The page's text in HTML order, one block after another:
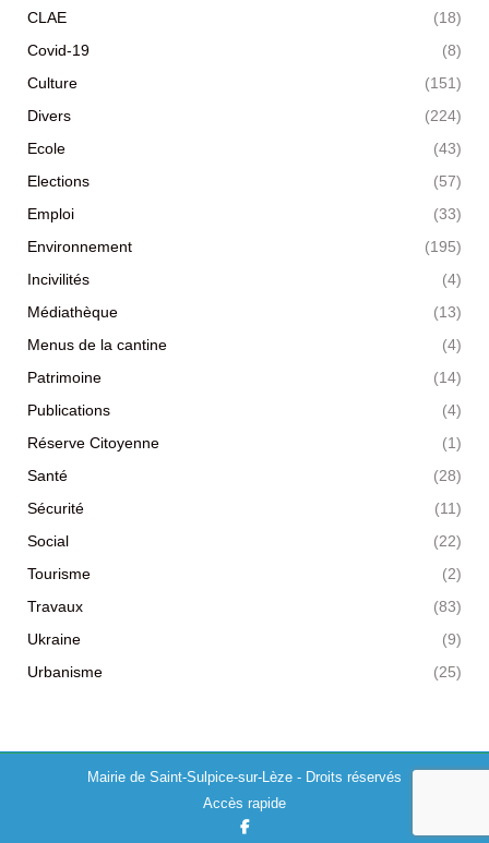
CLAE
(18)
Covid-19
(8)
Culture
(151)
Divers
(224)
Ecole
(43)
Elections
(57)
Emploi
(33)
Environnement
(195)
Incivilités
(4)
Médiathèque
(13)
Menus de la cantine
(4)
Patrimoine
(14)
Publications
(4)
Réserve Citoyenne
(1)
Santé
(28)
Sécurité
(11)
Social
(22)
Tourisme
(2)
Travaux
(83)
Ukraine
(9)
Urbanisme
(25)
Mairie de Saint-Sulpice-sur-Lèze - Droits réservés
Accès rapide